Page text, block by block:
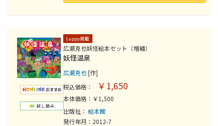
Luppy掲載
広瀬克也妖怪絵本セット（増補）
妖怪温泉
広瀬克也[作]
税込価格：
￥1,650
本体価格：￥1,500
出版社： 絵本館
発行年月：2012-7